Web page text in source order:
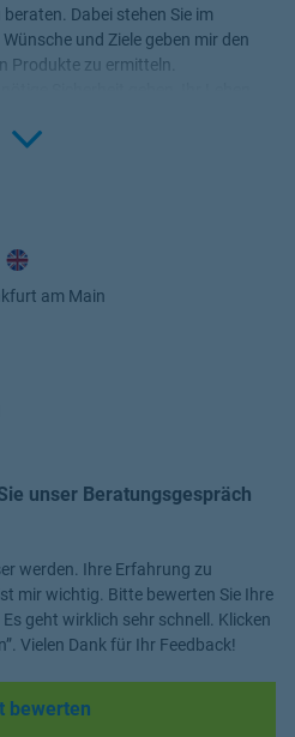
Dabei stehen Sie im
und Ziele geben mir den
Produkte zu ermitteln.
für alle Fragen rund um das
Click to
am Main
unser Beratungsgespräch
werden. Ihre Erfahrung zu
mir wichtig. Bitte bewerten Sie Ihre
geht wirklich sehr schnell. Klicken
Vielen Dank für Ihr Feedback!
bewerten